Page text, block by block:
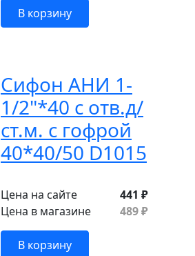
В корзину
Сифон АНИ 1-
1/2"*40 с отв.д/
ст.м. с гофрой
40*40/50 D1015
Цена на сайте
441 ₽
Цена в магазине
489 ₽
В корзину